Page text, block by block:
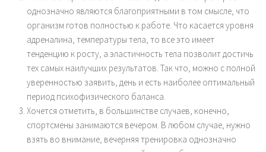
однозначно являются благоприятными в том смысле, что
организм готов полностью к работе. Что касается уровня
адреналина, температуры тела, то все это имеет
тенденцию к росту, а эластичность тела позволит достичь
тех самых наилучших результатов. Так что, можно с полной
уверенностью заявить, день и есть наиболее оптимальный
период психофизического баланса.
Хочется отметить, в большинстве случаев, конечно,
спортсмены занимаются вечером. В любом случае, нужно
взять во внимание, вечерняя тренировка однозначно